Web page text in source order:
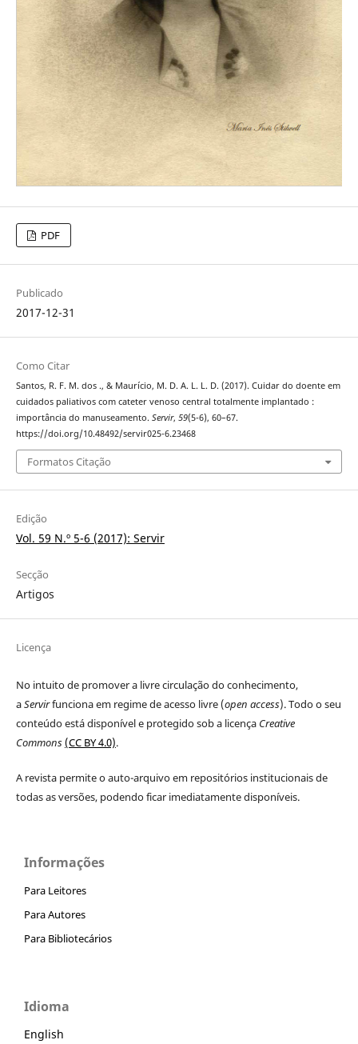
PDF
Publicado
2017-12-31
Como Citar
Santos, R. F. M. dos ., & Maurício, M. D. A. L. L. D. (2017). Cuidar do doente em
cuidados paliativos com cateter venoso central totalmente implantado :
importância do manuseamento. Servir, 59(5-6), 60–67.
https://doi.org/10.48492/servir025-6.23468
Formatos Citação
Edição
Vol. 59 N.º 5-6 (2017): Servir
Secção
Artigos
Licença
No intuito de promover a livre circulação do conhecimento,
aServirfunciona em regime de acesso livre (open access). Todo o seu
conteúdo está disponível e protegido sob a licença Creative
Commons(CC BY 4.0).
A revista permite o auto-arquivo em repositórios institucionais de
todas as versões, podendo ficar imediatamente disponíveis.
Informações
Para Leitores
Para Autores
Para Bibliotecários
Idioma
English